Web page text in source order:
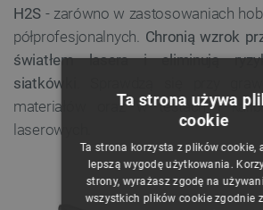
H2S - zarówno w zastosowaniach
półprofesjonalnych. Chronią wzrok
światłem lasera i eliminują
siatkówki
. Sprawdzą się przy
materiałów oraz w testach i
laserowych.
Ta strona używa
cookie
Ta strona korzysta z plików cookie,
lepszą wygodę użytkowania.
strony, wyrażasz zgodę na
wszystkich plików cookie zgodnie